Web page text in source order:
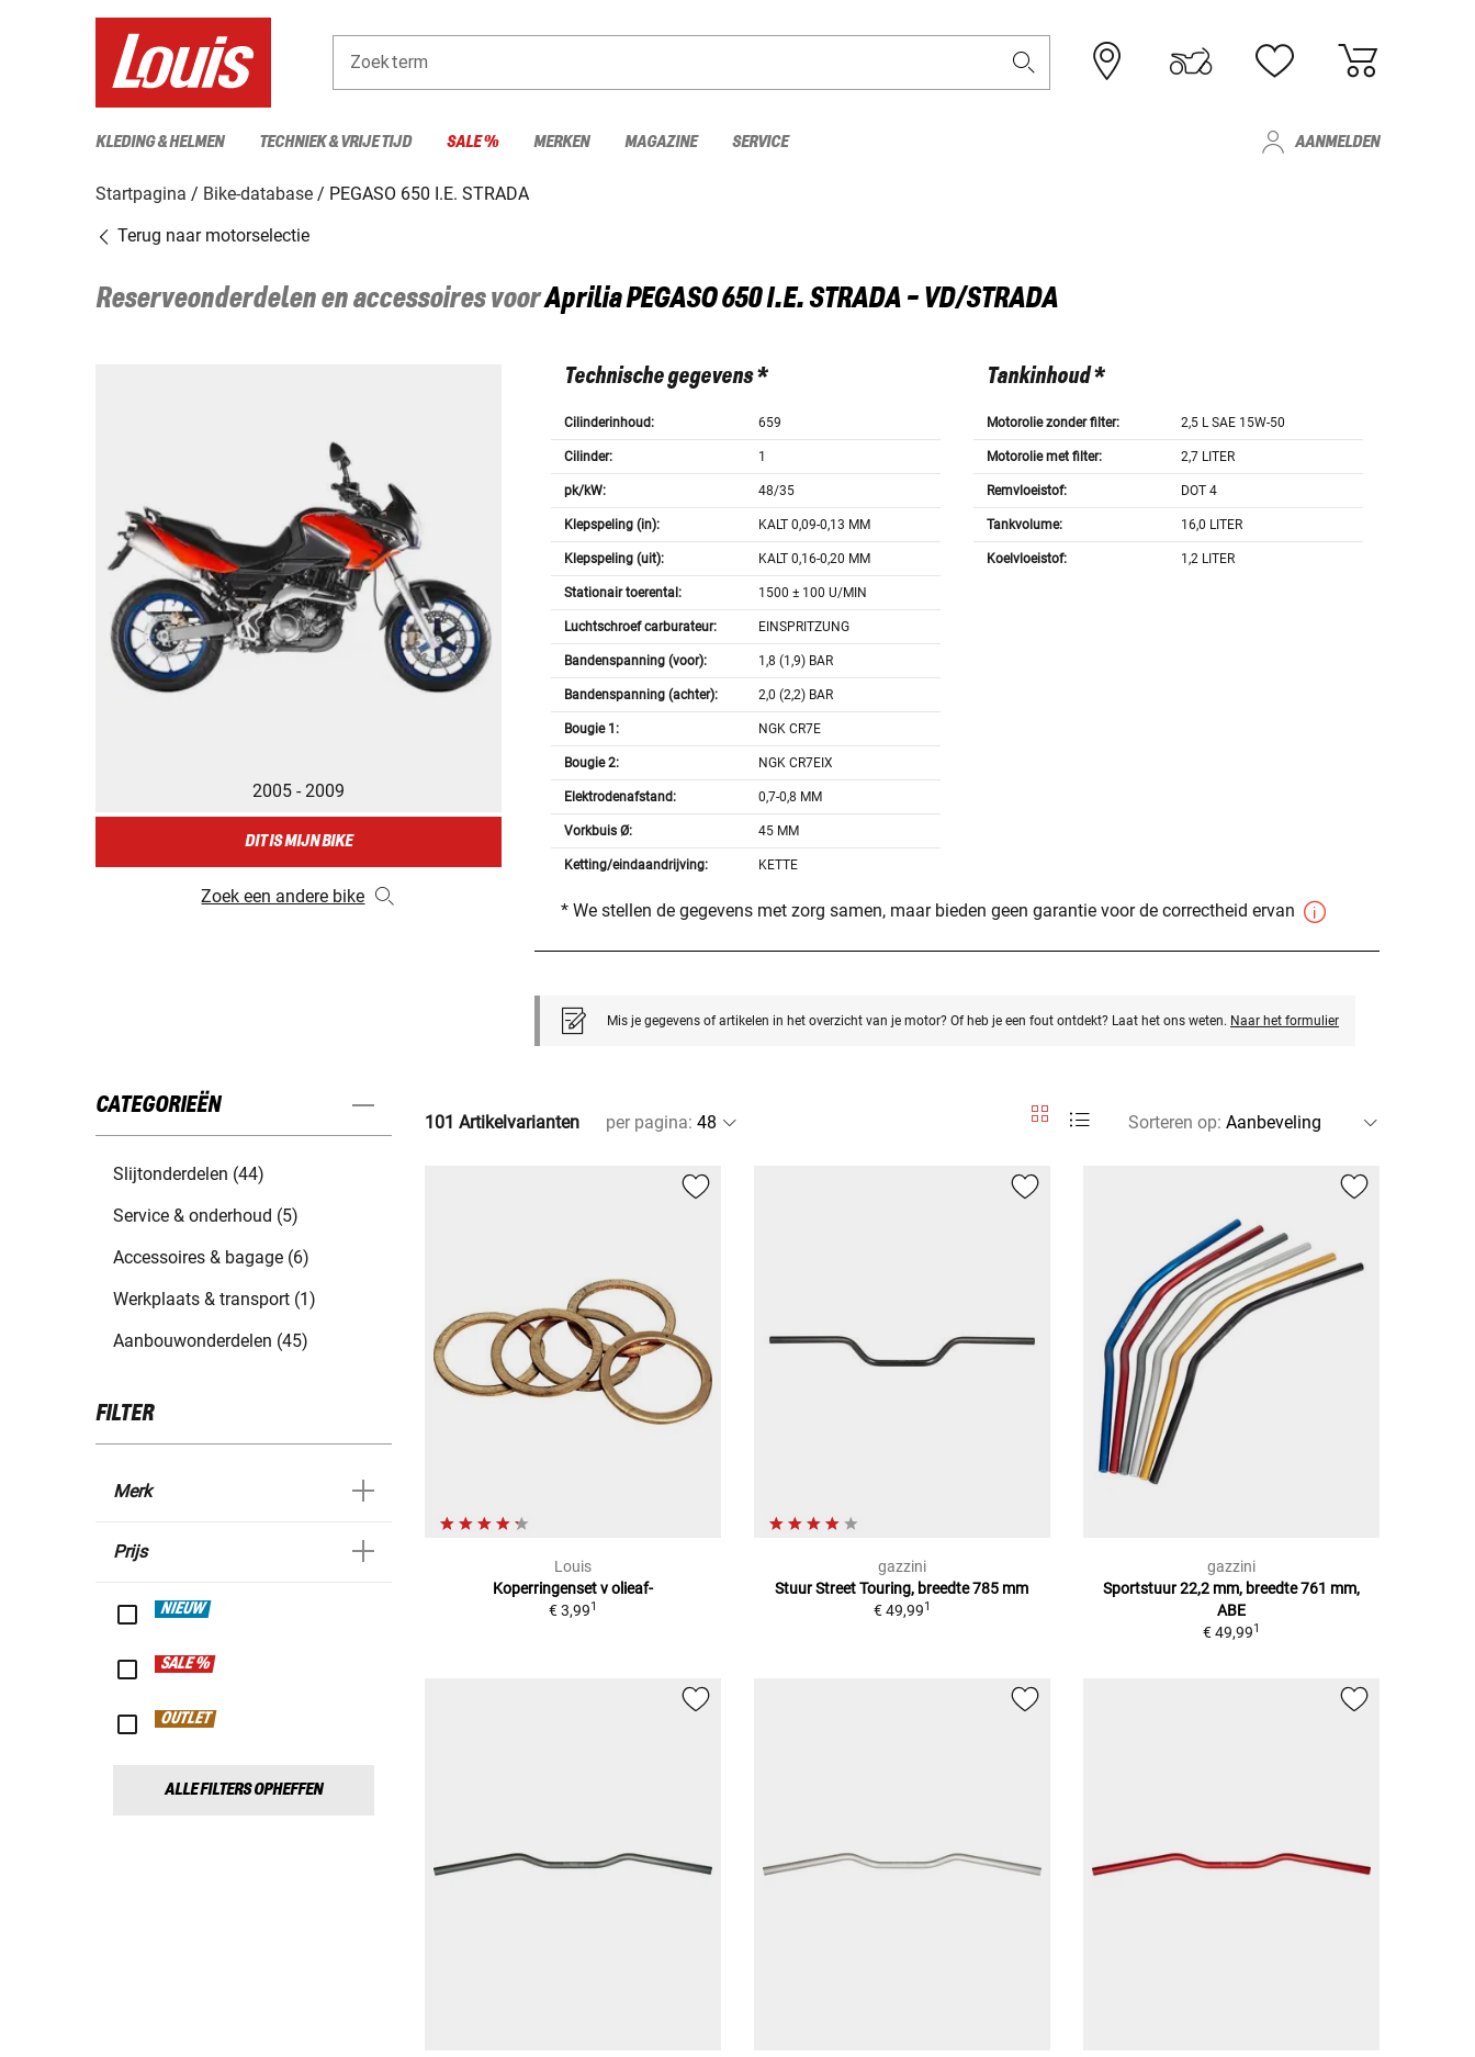
Zoekterm
KLEDING & HELMEN TECHNIEK & VRIJE TIJD SALE % MERKEN MAGAZINE SERVICE AANMELDEN
Startpagina Bike-database
PEGASO 650 I.E. STRADA
Terug naar motorselectie
Reserveonderdelen en accessoires voorApriliaPEGASO 650 I.E. STRADA - VD/STRADA
2005 - 2009
DIT IS MIJN BIKE
Zoek een andere bike
Technische gegevens *
Cilinderinhoud: 659
Cilinder: 1
pk/kW: 48/35
Klepspeling (in): KALT 0,09-0,13 MM
Klepspeling (uit): KALT 0,16-0,20 MM
Stationair toerental: 1500 ± 100 U/MIN
Luchtschroef carburateur: EINSPRITZUNG
Bandenspanning (voor): 1,8 (1,9) BAR
Bandenspanning (achter): 2,0 (2,2) BAR
Bougie 1: NGK CR7E
Bougie 2: NGK CR7EIX
Elektrodenafstand: 0,7-0,8 MM
Vorkbuis Ø: 45 MM
Ketting/eindaandrijving: KETTE
Tankinhoud *
Motorolie zonder filter: 2,5 L SAE 15W-50
Motorolie met filter: 2,7 LITER
Remvloeistof: DOT 4
Tankvolume: 16,0 LITER
Koelvloeistof: 1,2 LITER
* We stellen de gegevens met zorg samen, maar bieden geen garantie voor de correctheid ervan
Mis je gegevens of artikelen in het overzicht van je motor? Of heb je een fout ontdekt? Laat het ons weten. Naar het formulier
CATEGORIEËN
Slijtonderdelen (44)
Service & onderhoud (5)
Accessoires & bagage (6)
Werkplaats & transport (1)
Aanbouwonderdelen (45)
FILTER
Merk
Prijs
NIEUW
SALE %
OUTLET
ALLE FILTERS OPHEFFEN
101 Artikelvarianten per pagina: Sorteren op:
Louis
Koperringenset v olieaf-
€ 3,991
gazzini
Stuur Street Touring, breedte 785 mm
€ 49,991
gazzini
Sportstuur 22,2 mm, breedte 761 mm,
ABE
€ 49,991